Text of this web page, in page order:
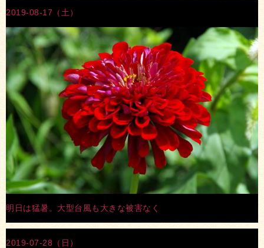
2019-08-17（土）
明日は猛暑。大型台風も大きな被害なく
2019-07-28（日）